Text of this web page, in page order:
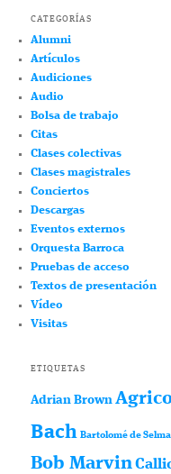
CATEGORÍAS
Alumni
Artículos
Audiciones
Audio
Bolsa de trabajo
Citas
Clases colectivas
Clases magistrales
Conciertos
Descargas
Eventos externos
Orquesta Barroca
Pruebas de acceso
Textos de presentación
Vídeo
Visitas
ETIQUETAS
Adrian Brown
Bach Bartolomé de
Bob Marvin